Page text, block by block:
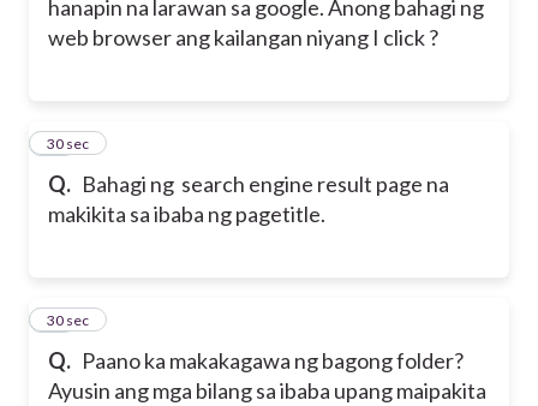
hanapin na larawan sa google. Anong bahagi ng
web browser ang kailangan niyang I click ?
Q. Bahagi ng search engine result page na
makikita sa ibaba ng pagetitle.
31
30 sec
Q. Paano ka makakagawa ng bagong folder?
Ayusin ang mga bilang sa ibaba upang maipakita
32
30 sec